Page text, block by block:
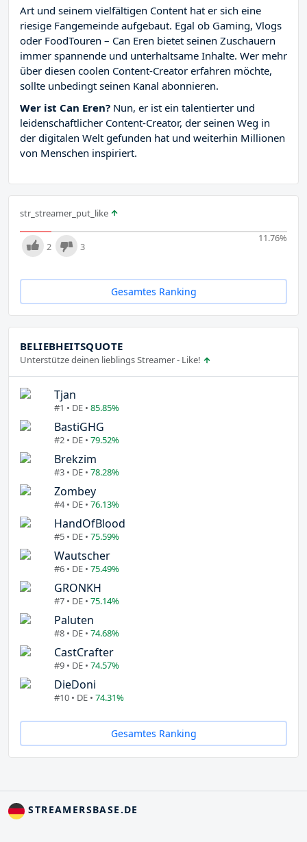
Art und seinem vielfältigen Content hat er sich eine
riesige Fangemeinde aufgebaut. Egal ob Gaming, Vlogs
oder FoodTouren – Can Eren bietet seinen Zuschauern
immer spannende und unterhaltsame Inhalte. Wer mehr
über diesen coolen Content-Creator erfahren möchte,
sollte unbedingt seinen Kanal abonnieren.
Wer ist Can Eren? Nun, er ist ein talentierter und
leidenschaftlicher Content-Creator, der seinen Weg in
der digitalen Welt gefunden hat und weiterhin Millionen
von Menschen inspiriert.
str_streamer_put_like
11.76%
2 3
Gesamtes Ranking
BELIEBHEITSQUOTE
Unterstütze deinen lieblings Streamer - Like!
Tjan
#1 • DE • 85.85%
BastiGHG
#2 • DE • 79.52%
Brekzim
#3 • DE • 78.28%
Zombey
#4 • DE • 76.13%
HandOfBlood
#5 • DE • 75.59%
Wautscher
#6 • DE • 75.49%
GRONKH
#7 • DE • 75.14%
Paluten
#8 • DE • 74.68%
CastCrafter
#9 • DE • 74.57%
DieDoni
#10 • DE • 74.31%
Gesamtes Ranking
STREAMERSBASE.DE